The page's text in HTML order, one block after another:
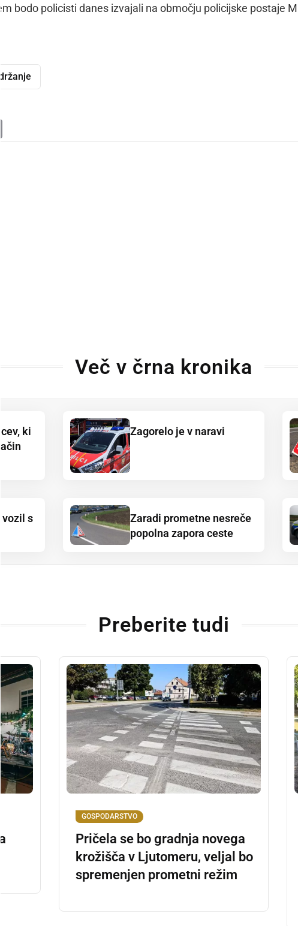
bodo policisti danes izvajali na območju policijske postaje
Več v črna kronika
ki
Zagorelo je v naravi
vozil s
Zaradi prometne nesreče
popolna zapora ceste
Preberite tudi
GOSPODARSTVO
Pričela se bo gradnja novega
krožišča v Ljutomeru, veljal bo
spremenjen prometni režim